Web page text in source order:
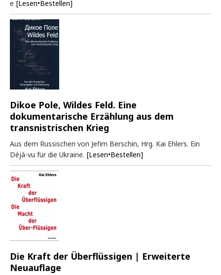
e [Lesen•Bestellen]
Dikoe Pole, Wildes Feld. Eine
dokumentarische Erzählung aus dem
transnistrischen Krieg
Aus dem Russischen von Jefim Berschin, Hrg. Kai Ehlers. Ein
Déjà-vu für die Ukraine. [Lesen•Bestellen]
Die Kraft der Überflüssigen | Erweiterte
Neuauflage